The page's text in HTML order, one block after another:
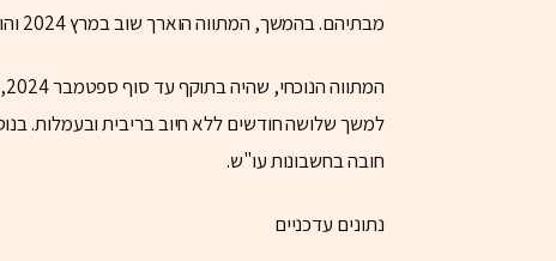
מבתיהם. בהמשך, המתווה הוארך שוב במרץ 2024 והותאם למגוון רחב של אוכלוסיות.
למשך שלושה חודשים ללא חיוב בריבית ובעמלות.
חובה בחשבונות עו"ש.
נתונים עדכניים